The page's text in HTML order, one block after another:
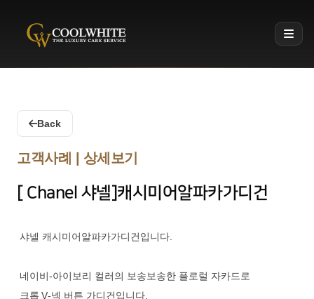
Coolwhite
Back
고객사례 | 상세보기
[ Chanel 샤넬]캐시미어알파카가디건
샤넬 캐시미어알파카가디건입니다.
네이비‑아이보리 컬러의 보송보송한 플로럴 자카드로
크롭 V‑넥 버튼 가디건입니다.